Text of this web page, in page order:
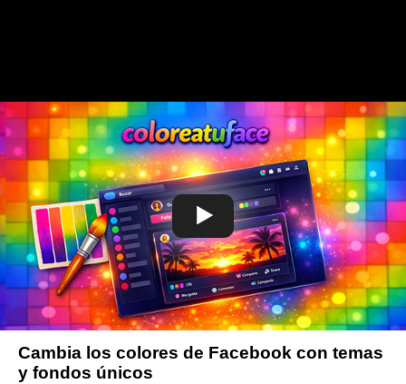
Cambia los colores de Facebook con temas
y fondos únicos